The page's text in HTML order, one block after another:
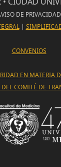
DE PRIVACIDAD
|
CONVENIOS
EN MATERIA
COMITÉ DE